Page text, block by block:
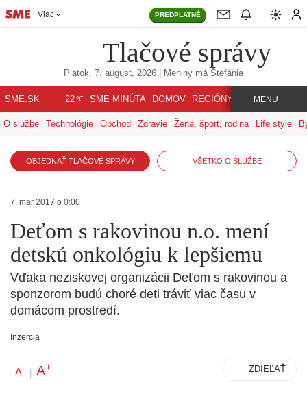
Viac PREDPLATNÉ
Tlačové správy
Piatok, 7. august, 2026 | Meniny má Štefánia
SME.SK 22℃ SME MINÚTA DOMOV REGIÓNY INDEX SVET
MENU
O službe Technológie Obchod Zdravie Žena, šport, rodina Life style
OBJEDNAŤ TLAČOVÉ SPRÁVY VŠETKO O SLUŽBE
7. mar 2017 o 0:00
Deťom s rakovinou n.o. mení
detskú onkológiu k lepšiemu
Vďaka neziskovej organizácii Deťom s rakovinou a
sponzorom budú choré deti tráviť viac času v
domácom prostredí.
Inzercia
A- | A+ ZDIEĽAŤ